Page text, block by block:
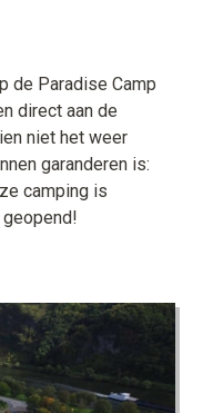
de Paradise Camp
direct aan de
niet het weer
garanderen is:
camping is